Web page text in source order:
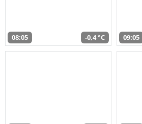
08:05 -0,4 °C 09:05